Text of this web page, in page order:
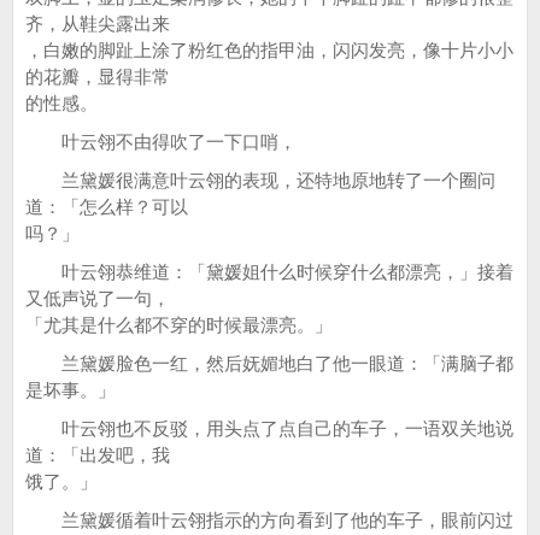
齐，从鞋尖露出来
，白嫩的脚趾上涂了粉红色的指甲油，闪闪发亮，像十片小小
的花瓣，显得非常
的性感。
叶云翎不由得吹了一下口哨，
兰黛媛很满意叶云翎的表现，还特地原地转了一个圈问
道：「怎么样？可以
吗？」
叶云翎恭维道：「黛媛姐什么时候穿什么都漂亮，」接着
又低声说了一句，
「尤其是什么都不穿的时候最漂亮。」
兰黛媛脸色一红，然后妩媚地白了他一眼道：「满脑子都
是坏事。」
叶云翎也不反驳，用头点了点自己的车子，一语双关地说
道：「出发吧，我
饿了。」
兰黛媛循着叶云翎指示的方向看到了他的车子，眼前闪过